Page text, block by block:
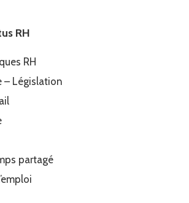
RH
RH
– Législation
partagé